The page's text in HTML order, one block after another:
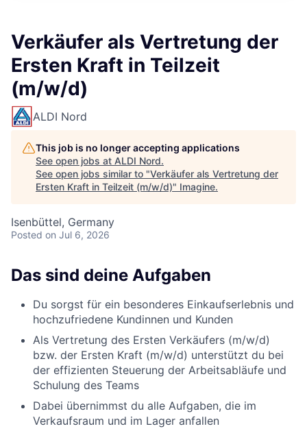
Verkäufer als Vertretung der
Ersten Kraft in Teilzeit
(m/w/d)
ALDI Nord
This job is no longer accepting applications
See open jobs at ALDI Nord.
See open jobs similar to "Verkäufer als Vertretung der
Ersten Kraft in Teilzeit (m/w/d)" Imagine.
Isenbüttel, Germany
Posted on Jul 6, 2026
Das sind deine Aufgaben
Du sorgst für ein besonderes Einkaufserlebnis und
hochzufriedene Kundinnen und Kunden
Als Vertretung des Ersten Verkäufers (m/w/d)
bzw. der Ersten Kraft (m/w/d) unterstützt du bei
der effizienten Steuerung der Arbeitsabläufe und
Schulung des Teams
Dabei übernimmst du alle Aufgaben, die im
Verkaufsraum und im Lager anfallen